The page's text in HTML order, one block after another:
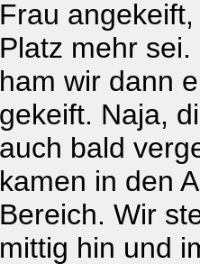
Frau
Platz mehr
ham wir dann
gekeift. Naja,
auch bald
kamen in den
Bereich. Wir
mittig hin und